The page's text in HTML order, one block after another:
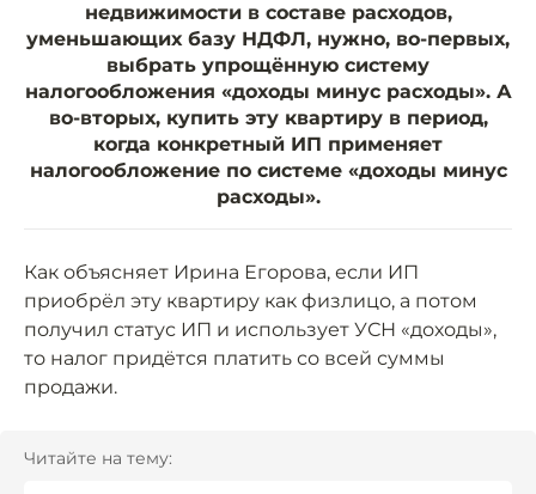
недвижимости в составе расходов,
уменьшающих базу НДФЛ, нужно, во-первых,
выбрать упрощённую систему
налогообложения «доходы минус расходы». А
во-вторых, купить эту квартиру в период,
когда конкретный ИП применяет
налогообложение по системе «доходы минус
расходы».
Как объясняет Ирина Егорова, если ИП
приобрёл эту квартиру как физлицо, а потом
получил статус ИП и использует УСН «доходы»,
то налог придётся платить со всей суммы
продажи.
Читайте на тему: